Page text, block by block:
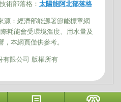
術部落格： 太陽能阿北部落格
源：經濟部能源署節能標章網
耗能會受環境溫度、用水量及
本網頁僅供參考。
有限公司 版權所有